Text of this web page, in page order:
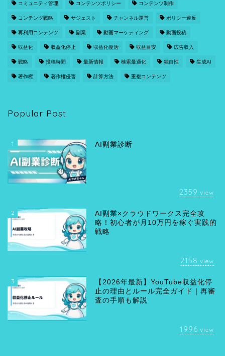
コミュニティ管理 コンテンツポリシー コンテンツ制作
コンテンツ戦略 サジェスト チャンネル運営 ポリシー違反
再利用コンテンツ 副業 動画マーケティング 動画投稿
収益化 収益化停止 収益化復活 収益目安 広告収入
戦略 投稿時間 最新情報 検索最適化 独自性 生成AI
著作権 著作権侵害 計算方法 重複コンテンツ
Popular Post
1 AI副業診断
2359 view
2
AI副業×クラウドワークス完全攻
略！初心者が月10万円を稼ぐ実践的
戦略
2158 view
3
【2026年最新】YouTube収益化停
止の理由とルール完全ガイド｜再審
査の手順も解説
1996 view